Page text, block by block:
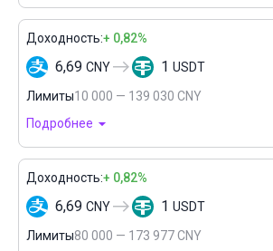
Доходность:+ 0,82%
6,69 CNY 1 USDT
Лимиты10 000 — 139 030 CNY
Подробнее
Доходность:+ 0,82%
6,69 CNY 1 USDT
Лимиты80 000 — 173 977 CNY